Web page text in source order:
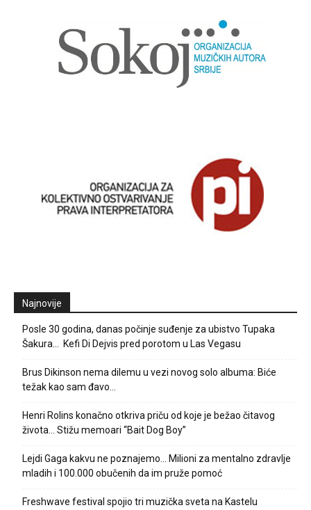
Najnovije
Posle 30 godina, danas počinje suđenje za ubistvo Tupaka
Šakura… Kefi Di Dejvis pred porotom u Las Vegasu
Brus Dikinson nema dilemu u vezi novog solo albuma: Biće
težak kao sam đavo…
Henri Rolins konačno otkriva priču od koje je bežao čitavog
života… Stižu memoari “Bait Dog Boy”
Lejdi Gaga kakvu ne poznajemo… Milioni za mentalno zdravlje
mladih i 100.000 obučenih da im pruže pomoć
Freshwave festival spojio tri muzička sveta na Kastelu